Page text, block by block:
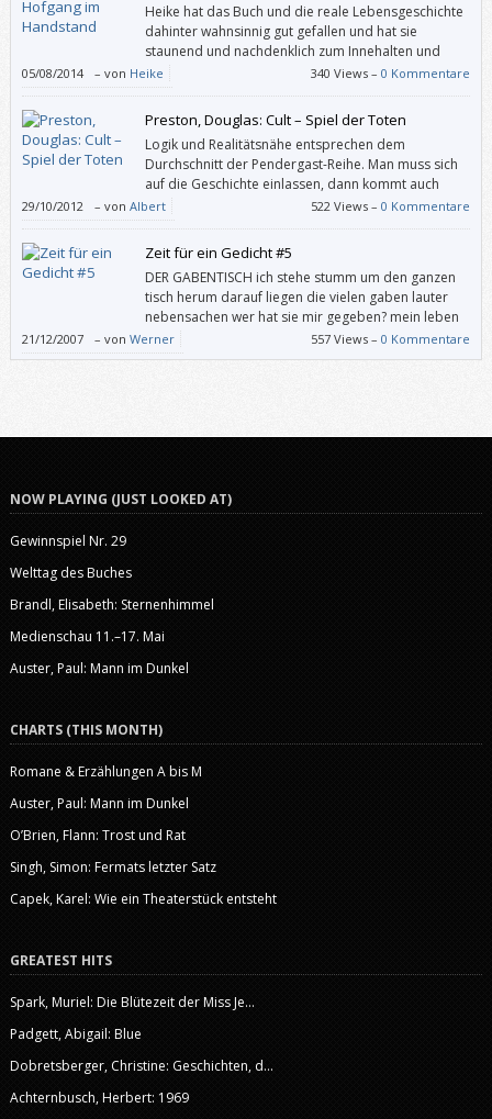
Heike hat das Buch und die reale Lebensgeschichte
dahinter wahnsinnig gut gefallen und hat sie
staunend und nachdenklich zum Innehalten und
Entschleunigen animiert. Das Lebensmotto des
Autors: „Alles kann, nichts muss“ und „Sei dir selbst ein Witz, der dich
erheitert“ haben sie zum Lachen gebracht und ihre Sichtweise in
manchen Lebens-Bereichen bereits ein bisschen verändert. Daumen
hoch für eine sehr berührende, interessante und fesselnde
Lebensgeschichte mit Tiefgang.
05/08/2014 – von Heike 340 Views –0 Kommentare
Preston, Douglas: Cult – Spiel der Toten
Logik und Realitätsnähe entsprechen dem
Durchschnitt der Pendergast-Reihe. Man muss sich
auf die Geschichte einlassen, dann kommt auch
Spannung auf. So darf es einen nicht stören, dass
ein Boot zuerst ein Stück im Rückwärtsgang vom Steg wegfährt, bevor
der Anlasser betätigt wird, um den Motor zu starten.
29/10/2012 – von Albert 522 Views –0 Kommentare
Zeit für ein Gedicht #5
DER GABENTISCH ich stehe stumm um den ganzen
tisch herum darauf liegen die vielen gaben lauter
nebensachen wer hat sie mir gegeben? mein leben
(Aus Idyllen von Ernst Jandl. –––
21/12/2007 – von Werner 557 Views –0 Kommentare
NOW PLAYING (JUST LOOKED AT)
Gewinnspiel Nr. 29
Welttag des Buches
Brandl, Elisabeth: Sternenhimmel
Medienschau 11.–17. Mai
Auster, Paul: Mann im Dunkel
CHARTS (THIS MONTH)
Romane & Erzählungen A bis M
Auster, Paul: Mann im Dunkel
O’Brien, Flann: Trost und Rat
Singh, Simon: Fermats letzter Satz
Capek, Karel: Wie ein Theaterstück entsteht
GREATEST HITS
Spark, Muriel: Die Blütezeit der Miss Je...
Padgett, Abigail: Blue
Dobretsberger, Christine: Geschichten, d...
Achternbusch, Herbert: 1969